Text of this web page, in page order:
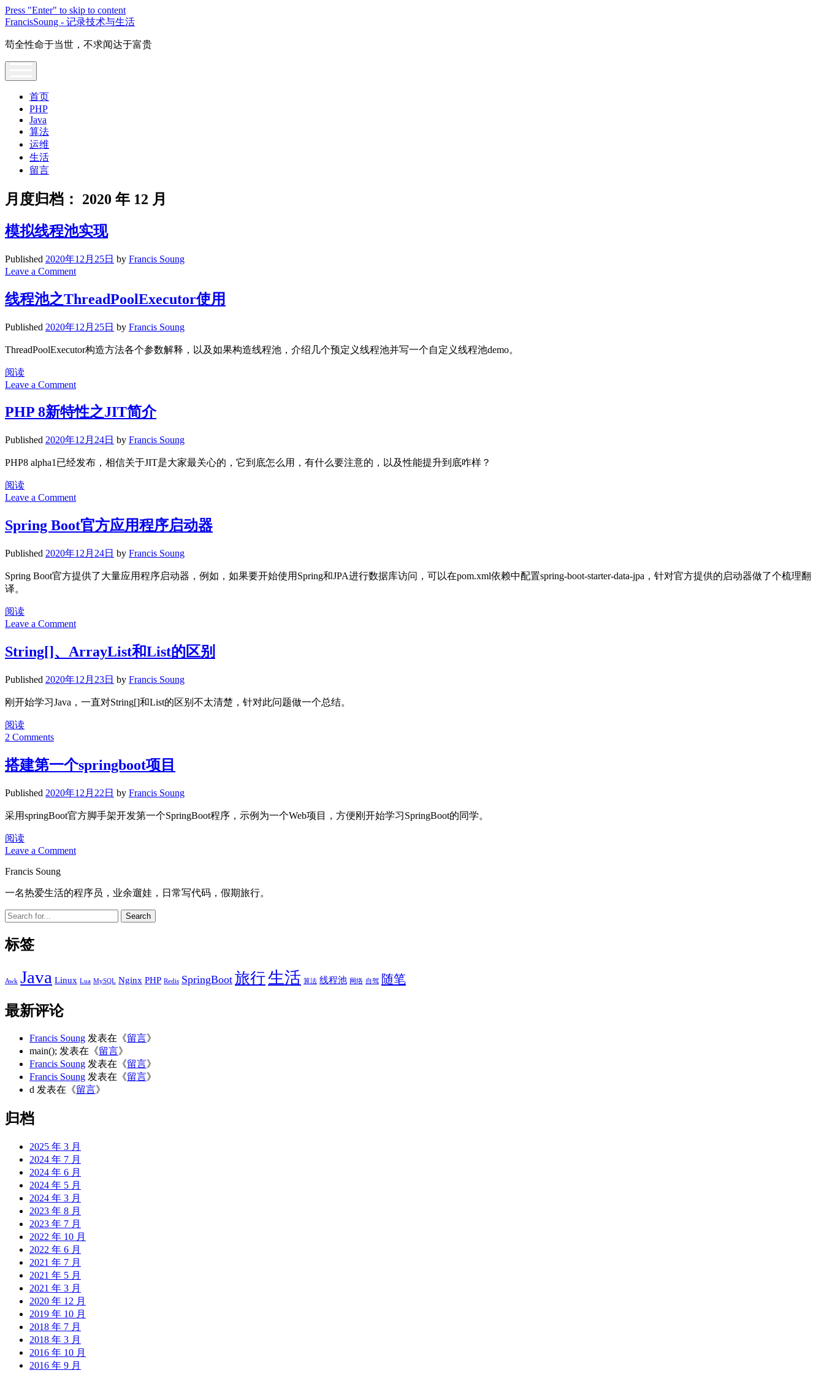
Press "Enter" to skip to content
FrancisSoung - 记录技术与生活
苟全性命于当世，不求闻达于富贵
首页
PHP
Java
算法
运维
生活
留言
月度归档： 2020 年 12 月
模拟线程池实现
Published 2020年12月25日 by Francis Soung
Leave a Comment
线程池之ThreadPoolExecutor使用
Published 2020年12月25日 by Francis Soung
ThreadPoolExecutor构造方法各个参数解释，以及如果构造线程池，介绍几个预定义线程池并写一个自定义线程池demo。
阅读线
程
之
ThreadPoolExecutor
使
Leave a Comment
PHP 8新特性之JIT简介
Published 2020年12月24日 by Francis Soung
PHP8 alpha1已经发布，相信关于JIT是大家最关心的，它到底怎么用，有什么要注意的，以及性能提升到底咋样？
阅读PHP
8
特
性
JIT
介
Leave a Comment
Spring Boot官方应用程序启动器
Published 2020年12月24日 by Francis Soung
Spring Boot官方提供了大量应用程序启动器，例如，如果要开始使用Spring和JPA进行数据库访问，可以在pom.xml依赖中配置spring-boot-starter-data-jpa，针对官方提供的启动器做了个梳理翻
译。
阅读Spring
Boot
方
应
程
序
启
动
器
Leave a Comment
String[]、ArrayList和List的区别
Published 2020年12月23日 by Francis Soung
刚开始学习Java，一直对String[]和List的区别不太清楚，针对此问题做一个总结。
阅读String[]、
ArrayList
List<String>
的
别
2 Comments
搭建第一个springboot项目
Published 2020年12月22日 by Francis Soung
采用springBoot官方脚手架开发第一个SpringBoot程序，示例为一个Web项目，方便刚开始学习SpringBoot的同学。
阅读搭
建
一
个
springboot
项
目
Leave a Comment
Sidebar
Francis Soung
一名热爱生活的程序员，业余遛娃，日常写代码，假期旅行。
Search
标签
Awk Java Linux Lua MySQL Nginx PHP Redis SpringBoot 旅行生活 算法 线程池 网络 自驾 随笔
最新评论
Francis Soung 发表在《留言》
main(); 发表在《留言》
Francis Soung 发表在《留言》
Francis Soung 发表在《留言》
d 发表在《留言》
归档
2025 年 3 月
2024 年 7 月
2024 年 6 月
2024 年 5 月
2024 年 3 月
2023 年 8 月
2023 年 7 月
2022 年 10 月
2022 年 6 月
2021 年 7 月
2021 年 5 月
2021 年 3 月
2020 年 12 月
2019 年 10 月
2018 年 7 月
2018 年 3 月
2016 年 10 月
2016 年 9 月